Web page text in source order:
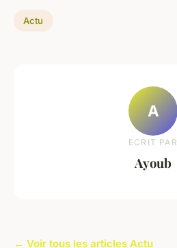
Actu
A
ECRIT PAR
Ayoub
← Voir tous les articles Actu